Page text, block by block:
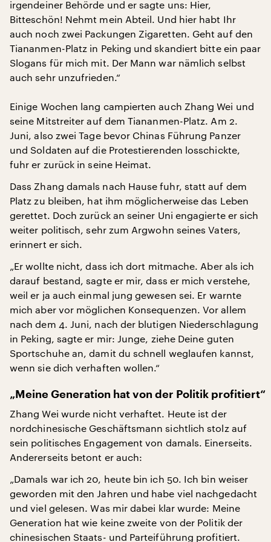
irgendeiner Behörde und er sagte uns: Hier,
Bitteschön! Nehmt mein Abteil. Und hier habt Ihr
auch noch zwei Packungen Zigaretten. Geht auf den
Tiananmen-Platz in Peking und skandiert bitte ein paar
Slogans für mich mit. Der Mann war nämlich selbst
auch sehr unzufrieden.“
Einige Wochen lang campierten auch Zhang Wei und
seine Mitstreiter auf dem Tiananmen-Platz. Am 2.
Juni, also zwei Tage bevor Chinas Führung Panzer
und Soldaten auf die Protestierenden losschickte,
fuhr er zurück in seine Heimat.
Dass Zhang damals nach Hause fuhr, statt auf dem
Platz zu bleiben, hat ihm möglicherweise das Leben
gerettet. Doch zurück an seiner Uni engagierte er sich
weiter politisch, sehr zum Argwohn seines Vaters,
erinnert er sich.
„Er wollte nicht, dass ich dort mitmache. Aber als ich
darauf bestand, sagte er mir, dass er mich verstehe,
weil er ja auch einmal jung gewesen sei. Er warnte
mich aber vor möglichen Konsequenzen. Vor allem
nach dem 4. Juni, nach der blutigen Niederschlagung
in Peking, sagte er mir: Junge, ziehe Deine guten
Sportschuhe an, damit du schnell weglaufen kannst,
wenn sie dich verhaften wollen.“
„Meine Generation hat von der Politik profitiert“
Zhang Wei wurde nicht verhaftet. Heute ist der
nordchinesische Geschäftsmann sichtlich stolz auf
sein politisches Engagement von damals. Einerseits.
Andererseits betont er auch:
„Damals war ich 20, heute bin ich 50. Ich bin weiser
geworden mit den Jahren und habe viel nachgedacht
und viel gelesen. Was mir dabei klar wurde: Meine
Generation hat wie keine zweite von der Politik der
chinesischen Staats- und Parteiführung profitiert.